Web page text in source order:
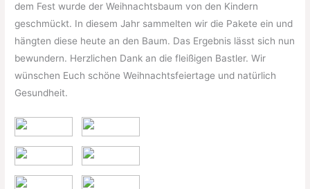
dem Fest wurde der Weihnachtsbaum von den Kindern
geschmückt. In diesem Jahr sammelten wir die Pakete ein und
hängten diese heute an den Baum. Das Ergebnis lässt sich nun
bewundern. Herzlichen Dank an die fleißigen Bastler. Wir
wünschen Euch schöne Weihnachtsfeiertage und natürlich
Gesundheit.